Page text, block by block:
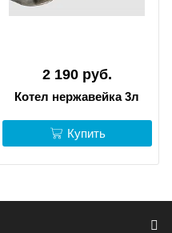
2 190 руб.
Котел нержавейка 3л
Купить